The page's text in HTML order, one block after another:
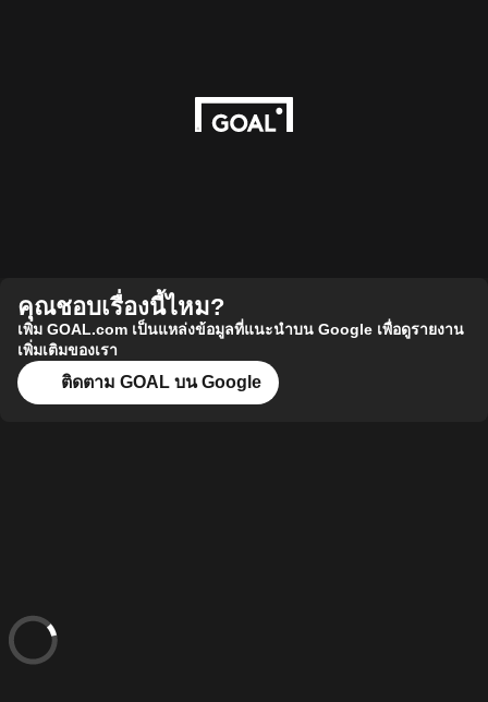
คุณชอบเรื่องนี้ไหม?
เพิ่ม GOAL.com เป็นแหล่งข้อมูลที่แนะนำบน Google เพื่อดูรายงาน
เพิ่มเติมของเรา
ติดตาม GOAL บน Google